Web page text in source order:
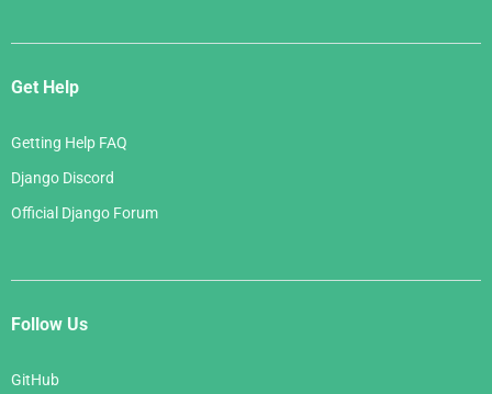
Get Help
Getting Help FAQ
Django Discord
Official Django Forum
Follow Us
GitHub